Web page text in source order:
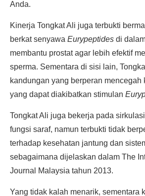
Anda.
Kinerja Tongkat Ali juga terbukti
berkat senyawa Eurypeptides di
membantu prostat agar lebih efektif
sperma. Sementara di sisi lain,
kandungan yang berperan mencegah
yang dapat diakibatkan stimulan
Tongkat Ali juga bekerja pada
fungsi saraf, namun terbukti tidak
terhadap kesehatan jantung dan
sebagaimana dijelaskan dalam The
Journal Malaysia tahun 2013.
Yang tidak kalah menarik, sementara